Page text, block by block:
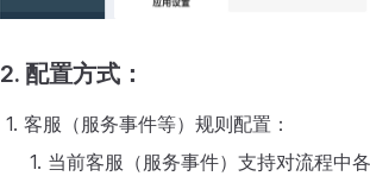
2. 配置方式：
客服（服务事件等）规则配置：
当前客服（服务事件）支持对流程中